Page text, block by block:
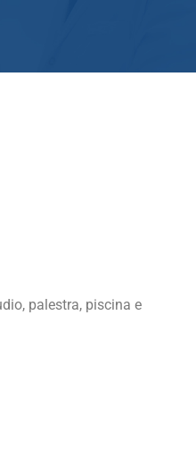
palestra, piscina e